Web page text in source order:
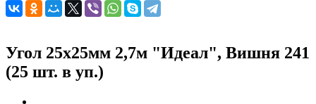
Угол 25х25мм 2,7м "Идеал", Вишня 241
(25 шт. в уп.)